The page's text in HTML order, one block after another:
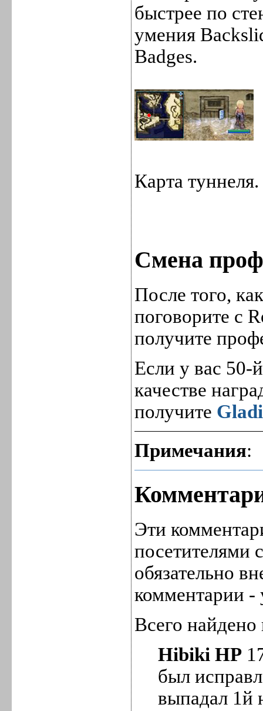
быстрее по
умения
Badges.
Карта туннеля.
Смена
После того,
поговорите с
получите
Если у вас
качестве
получите
Примечания:
Эти
посетителями
обязательно
комментарии -
Всего
Hibiki HP
был
выпадал 1й